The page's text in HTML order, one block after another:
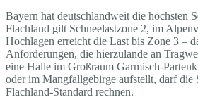
Bayern hat deutschlandweit die höchsten
Flachland gilt Schneelastzone 2, im
Hochlagen erreicht die Last bis Zone 3 –
Anforderungen, die hierzulande an
eine Halle im Großraum Garmisch-
oder im Mangfallgebirge aufstellt, darf die
Flachland-Standard rechnen.